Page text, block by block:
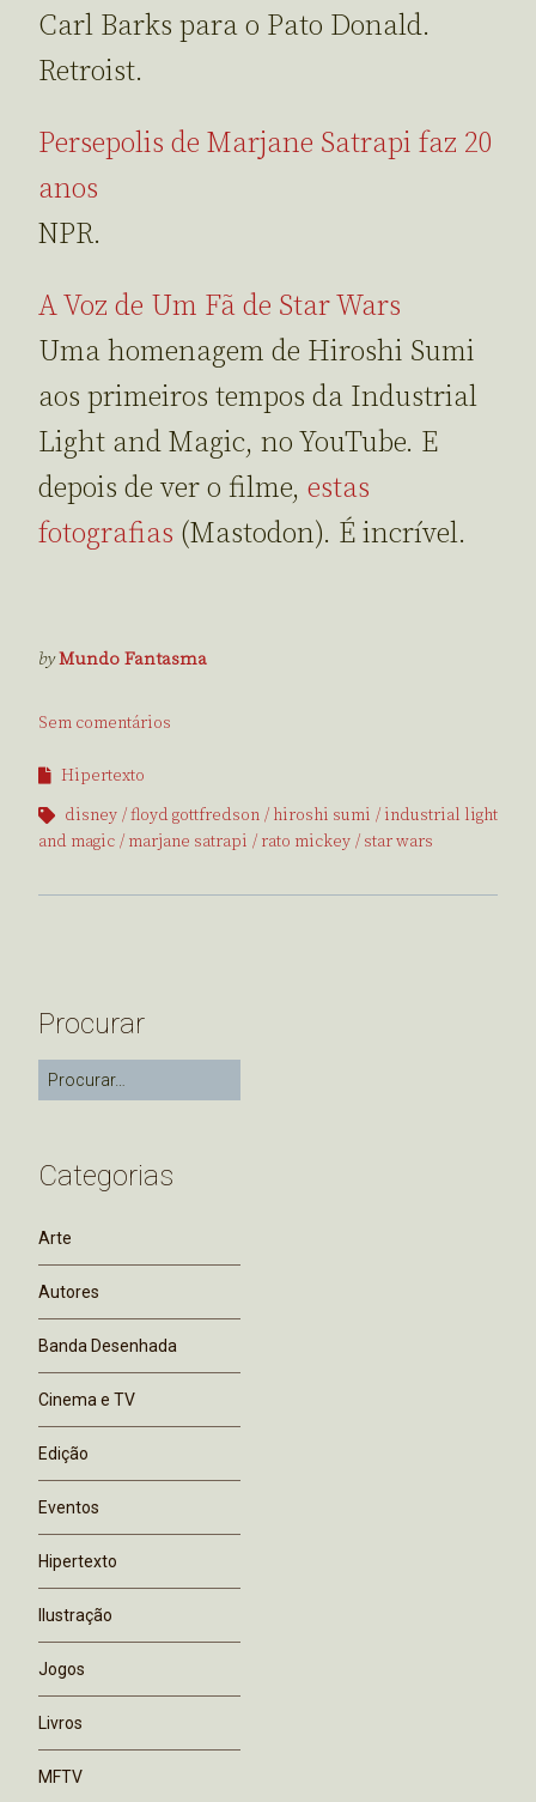
Carl Barks para o Pato Donald.
Retroist.
Persepolis de Marjane Satrapi faz 20
anos
NPR.
A Voz de Um Fã de Star Wars
Uma homenagem de Hiroshi Sumi
aos primeiros tempos da Industrial
Light and Magic, no YouTube. E
depois de ver o filme, estas
fotografias (Mastodon). É incrível.
byMundo Fantasma
Sem comentários
Hipertexto
disney
floyd gottfredson hiroshi sumi
industrial light
and magic
marjane satrapi rato mickey star wars
Procurar
Categorias
Arte
Autores
Banda Desenhada
Cinema e TV
Edição
Eventos
Hipertexto
Ilustração
Jogos
Livros
MFTV